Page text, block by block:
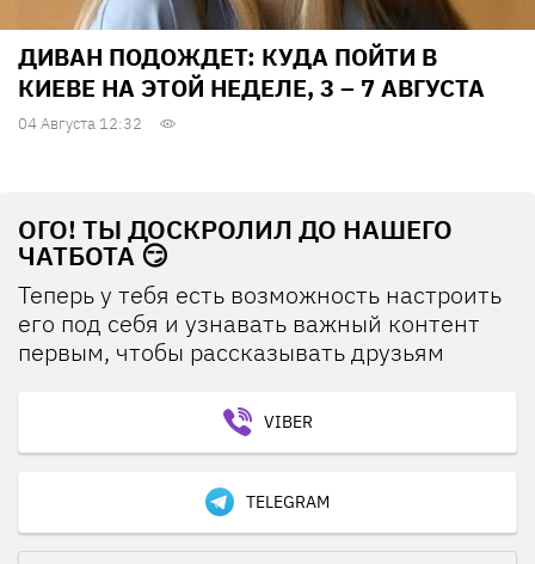
ДИВАН ПОДОЖДЕТ: КУДА ПОЙТИ В
КИЕВЕ НА ЭТОЙ НЕДЕЛЕ, 3 – 7 АВГУСТА
04 Августа 12:32
ОГО! ТЫ ДОСКРОЛИЛ ДО НАШЕГО
ЧАТБОТА 😏
Теперь у тебя есть возможность настроить
его под себя и узнавать важный контент
первым, чтобы рассказывать друзьям
VIBER
TELEGRAM